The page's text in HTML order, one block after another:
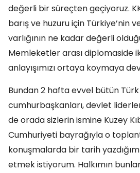
değerli bir süreçten geçiyoruz.
barış ve huzuru için Türkiye’nin
varlığının ne kadar değerli
Memleketler arası diplomaside
anlayışımızı ortaya koymaya
Bundan 2 hafta evvel bütün
cumhurbaşkanları, devlet
de orada sizlerin ismine Kuzey
Cumhuriyeti bayrağıyla o
konuşmalarda bir tarih
etmek istiyorum. Halkımın